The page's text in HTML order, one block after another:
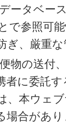
ータベー
で参照可
ぎ、厳重
物の送付
者に委託
、本ウェ
場合があ